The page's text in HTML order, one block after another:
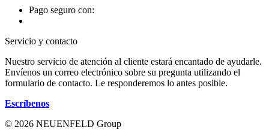
Pago seguro con:
Servicio y contacto
Nuestro servicio de atención al cliente estará encantado de ayudarle.
Envíenos un correo electrónico sobre su pregunta utilizando el
formulario de contacto. Le responderemos lo antes posible.
Escríbenos
© 2026 NEUENFELD Group